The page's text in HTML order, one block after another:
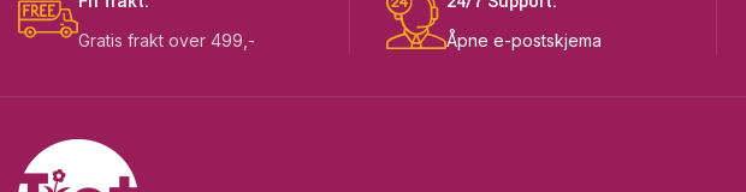
Gratis frakt over 499,- Åpne e-postskjema